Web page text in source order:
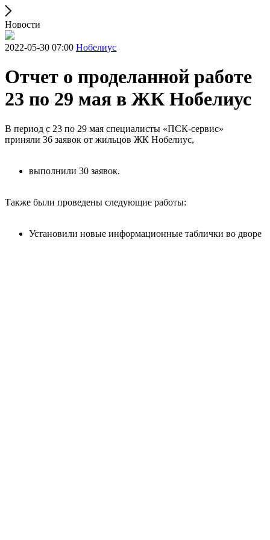
Новости
2022-05-30 07:00 Нобелиус
Отчет о проделанной работе
23 по 29 мая в ЖК Нобелиус
В период с 23 по 29 мая специалисты «ПСК-сервис»
приняли 36 заявок от жильцов ЖК Нобелиус,
выполнили 30 заявок.
Также были проведены следующие работы:
Установили новые информационные таблички во дворе